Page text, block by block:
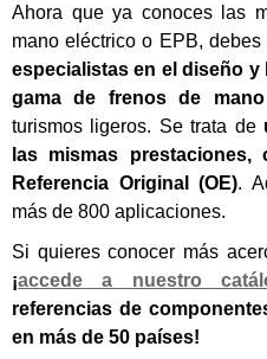
Ahora que ya conoces las
mano eléctrico o EPB, debes
especialistas en el diseño
gama de frenos de
turismos ligeros. Se trata de
las mismas
Referencia Original (OE).
más de 800 aplicaciones.
Si quieres conocer más
¡accede a nuestro
referencias de
en más de 50 países!